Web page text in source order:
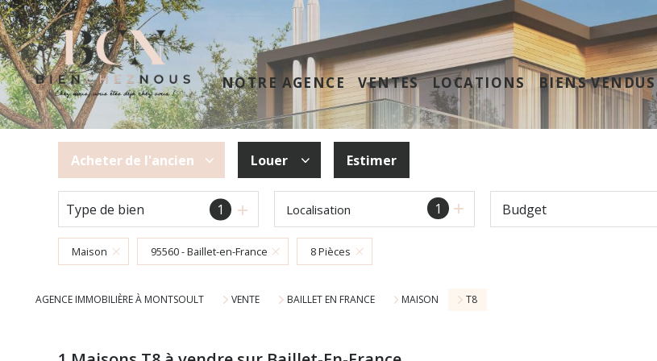
NOTRE AGENCE VENTES LOCATIONS BIENS VENDUS
Acheterde l'ancien
De l'ancien
Louer
à l'année
Estimer
Type de bien 1 1
Localisation Budget
Maison 95560 - Baillet-en-France 8 Pièces
AGENCE IMMOBILIÈRE À MONTSOULT VENTE BAILLET EN FRANCE MAISON T8